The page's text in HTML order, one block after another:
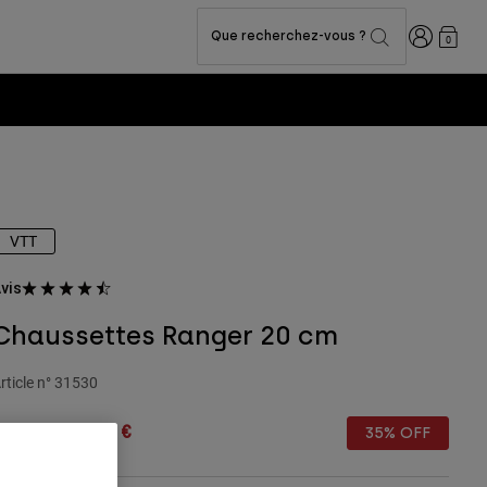
Que recherchez-vous ? Connexion
0
VTT
Ranger 20 cm
n° 31530
Price reduced from
13,64 € 35% OFF